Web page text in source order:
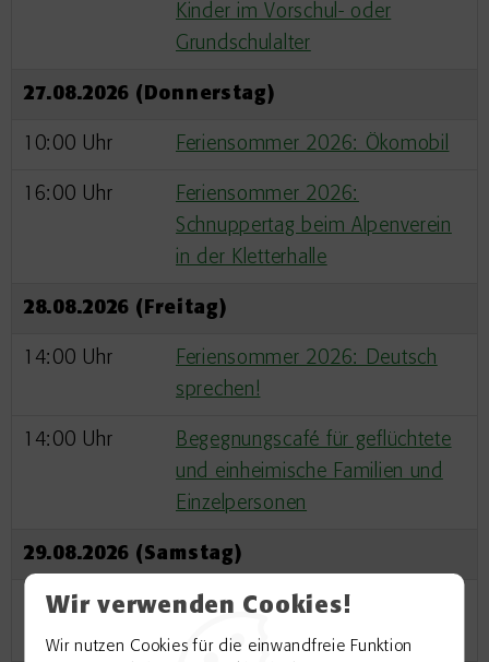
Wir verwenden Cookies!
Wir nutzen Cookies für die einwandfreie Funktion
Kinder im Vorschul- oder
Grundschulalter
27.08.2026 (Donnerstag)
10:00 Uhr Feriensommer 2026: Ökomobil
16:00 Uhr
Feriensommer 2026:
Schnuppertag beim Alpenverein
in der Kletterhalle
28.08.2026 (Freitag)
14:00 Uhr
Feriensommer 2026: Deutsch
sprechen!
14:00 Uhr
Begegnungscafé für geflüchtete
und einheimische Familien und
Einzelpersonen
29.08.2026 (Samstag)
19:00 Uhr
Buchener Open-Air Kino: Nur für
einen Tag